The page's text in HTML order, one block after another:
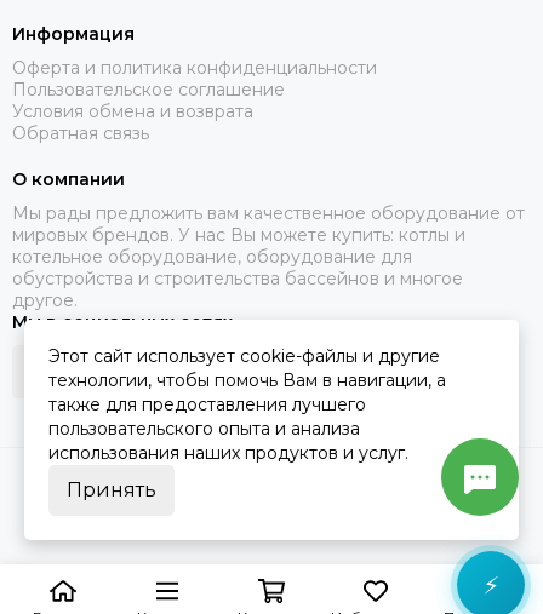
⚡
Информация
Оферта и политика конфиденциальности
Пользовательское соглашение
Условия обмена и возврата
Обратная связь
О компании
Мы рады предложить вам качественное оборудование от
мировых брендов. У нас Вы можете купить: котлы и
котельное оборудование, оборудование для
обустройства и строительства бассейнов и многое
другое.
Мы в социальных сетях
Этот сайт использует cookie-файлы и другие
технологии, чтобы помочь Вам в навигации, а
также для предоставления лучшего
пользовательского опыта и анализа
использования наших продуктов и услуг.
Принять